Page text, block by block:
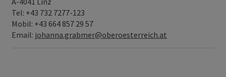
Tel: +43 732 7277-123
Mobil: +43 664 857 29 57
Email: johanna.grabmer@oberoesterreich.at